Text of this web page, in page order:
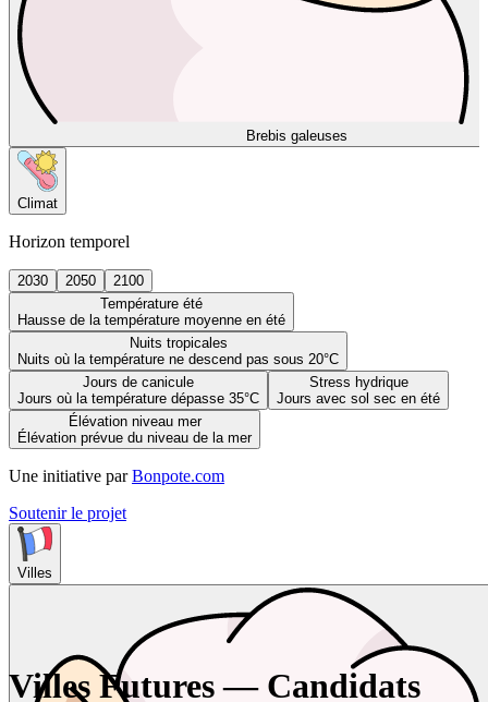
Brebis galeuses
Climat
Horizon temporel
2030 2050
2100
Température été
Hausse de la température moyenne en été
Nuits tropicales
Nuits où la température ne descend pas sous 20°C
Jours de canicule
Jours où la température dépasse 35°C
Stress hydrique
Jours avec sol sec en été
Élévation niveau mer
Élévation prévue du niveau de la mer
Une initiative par Bonpote.com
Soutenir le projet
Villes
Villes Futures — Candidats